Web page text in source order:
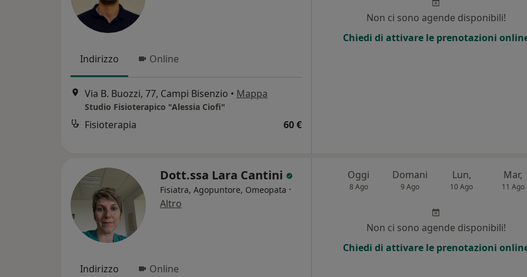
Indirizzo Online
Via B. Buozzi, 77, Campi Bisenzio • Mappa
Studio Fisioterapico "Alessia Ciofi"
Fisioterapia 60 €
Non ci sono agende disponibili!
Chiedi di attivare le prenotazioni
Dott.ssa Lara Cantini
Fisiatra, Agopuntore, Omeopata ·
Altro
Indirizzo Online
Oggi
8 Ago
Domani
9 Ago
Lun,
10 Ago
Mar,
11 Ago
Non ci sono agende disponibili!
Chiedi di attivare le prenotazioni